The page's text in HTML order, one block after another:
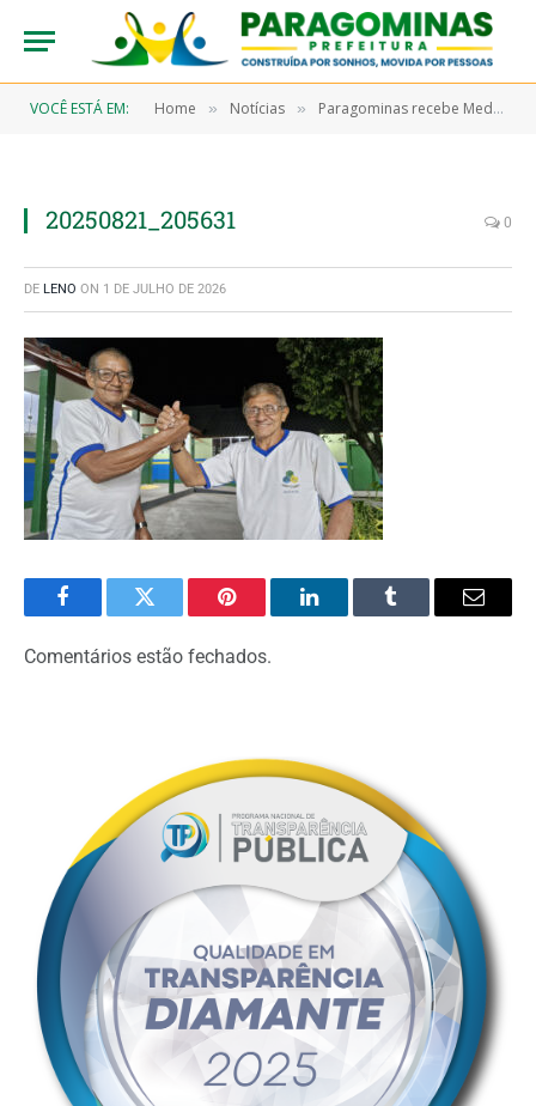
VOCÊ ESTÁ EM: Home » Notícias » Paragominas recebe Medalha Paulo Freire e se consolida como referência nacional na Educação de Jovens e Adultos
20250821_205631 0
DE LENO ON 1 DE JULHO DE 2026
FacebookTwitter Pinterest LinkedInTumblr Email
Comentários estão fechados.